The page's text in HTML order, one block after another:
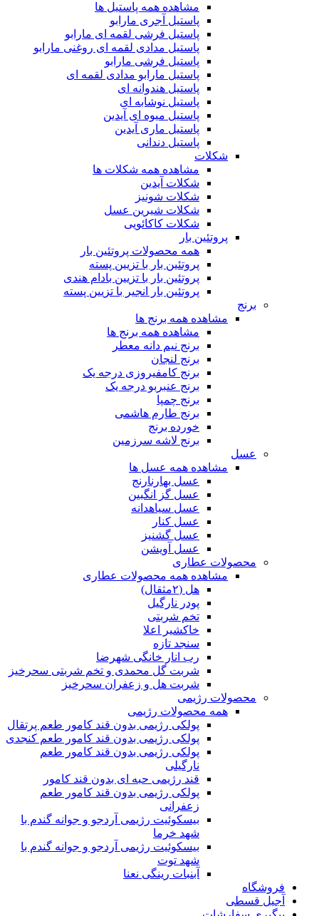
مشاهده همه پاستیل ها
پاستیل آجری مارابو
پاستیل فرشی لقمه ای مارابو
پاستیل مدادی لقمه ای روغنی مارابو
پاستیل فرشی مارابو
پاستیل مارابو مدادی لقمه ای
پاستیل هندوانه ای
پاستیل نوشابه ای
پاستیل میوه ای آیدین
پاستیل ماری آیدین
پاستیل دندانی
شکلات
مشاهده همه شکلات ها
شکلات آیدین
شکلات شونیز
شکلات شیرین عسل
شکلات کاکائویی
پروتئین بار
همه محصولات پروتئین بار
پروتئین بار با تزیین پسته
پروتئین بار با تزیین بادام هندی
پروتئین بار انجیر با تزیین پسته
برنج
مشاهده همه برنج ها
مشاهده همه برنج ها
برنج نیم دانه معطر
برنج لنجان
برنج کامفیروزی درجه یک
برنج عنبربو درجه یک
برنج چمپا
برنج طارم هاشمی
خورده برنج
برنج لاشه سرزمین
عسل
مشاهده همه عسل ها
عسل بهارنارنج
عسل گز انگبین
عسل سیاهدانه
عسل کنار
عسل گشنیز
عسل آویشن
محصولات عطاری
مشاهده همه محصولات عطاری
هل (۲مثقال)
پودر نارگیل
تخم شربتی
خاکشیر اعلا
سنجد تازه
رب انار خانگی شهرضا
شربت گل محمدی و تخم شربتی سحرخیز
شربت هل و زعفران سحرخیز
محصولات رژیمی
همه محصولات رژیمی
پولکی رژیمی بدون قند کامور طعم پرتقال
پولکی رژیمی بدون قند کامور طعم کنجدی
پولکی رژیمی بدون قند کامور طعم
نارگیلی
قند رژیمی حبه ای بدون قند کامور
پولکی رژیمی بدون قند کامور طعم
زعفرانی
بيسکوئيت رژیمی آردجو و جوانه گندم با
شهد خرما
بيسکوئيت رژیمی آردجو و جوانه گندم با
شهد توت
آبنبات رینگی نعنا
فروشگاه
آجیل قسطی